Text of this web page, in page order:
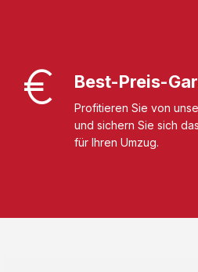
Best-Preis-
Profitieren Sie von
und sichern Sie sich
für Ihren Umzug.